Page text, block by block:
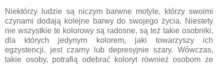
Niektórzy ludzie są niczym barwne motyle, którzy swoimi
czynami dodają kolejne barwy do swojego życia. Niestety
nie wszystkie te kolorowy są radosne, są też takie osobniki,
dla których jedynym kolorem, jaki towarzyszy ich
egzystencji, jest czarny lub depresyjnie szary. Wówczas,
takie osoby, potrafią odebrać koloryt również osobom ze